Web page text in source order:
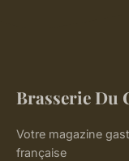
Brasserie Du
Votre magazine
française